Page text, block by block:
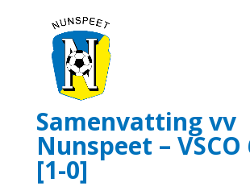
Samenvatting vv
Nunspeet – VSCO
[1-0]